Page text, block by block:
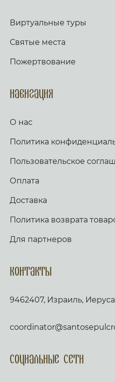
Виртуальные туры
Святые места
Пожертвование
Навигация
О нас
Политика
Пользовательское
Оплата
Доставка
Политика возврата
Для партнеров
Контакты
9462407, Израиль,
Социальные сети